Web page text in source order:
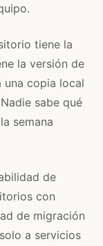
tiene la
la versión de
una copia local
sabe qué
semana
de
con
de migración
a servicios